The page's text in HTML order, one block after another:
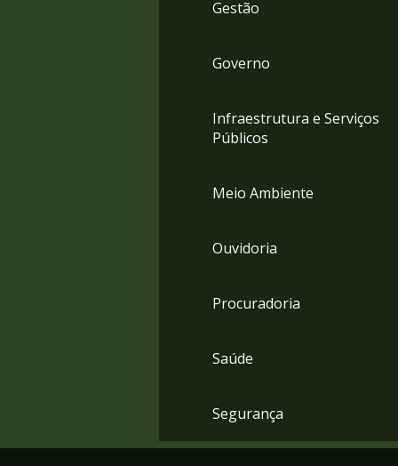
Gestão
Governo
Infraestrutura e Serviços
Públicos
Meio Ambiente
Ouvidoria
Procuradoria
Saúde
Segurança